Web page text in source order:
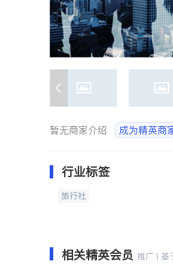
暂无商家介绍 成为精英商
行业标签
旅行社
相关精英会员 推广 | 基